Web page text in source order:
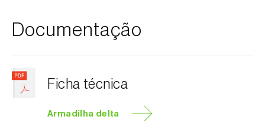
Documentação
Ficha técnica
Armadilha delta